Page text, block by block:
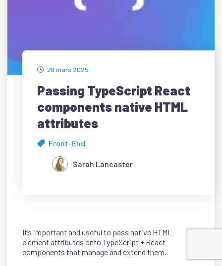
26 mars 2025
Passing TypeScript React
components native HTML
attributes
Front-End
Sarah Lancaster
It’s important and useful to pass native HTML
element attributes onto TypeScript + React
components that manage and extend them.